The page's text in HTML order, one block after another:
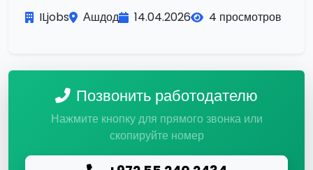
ILjobs Ашдод 14.04.2026 4 просмотров
Позвонить работодателю
Нажмите кнопку для прямого звонка или
скопируйте номер